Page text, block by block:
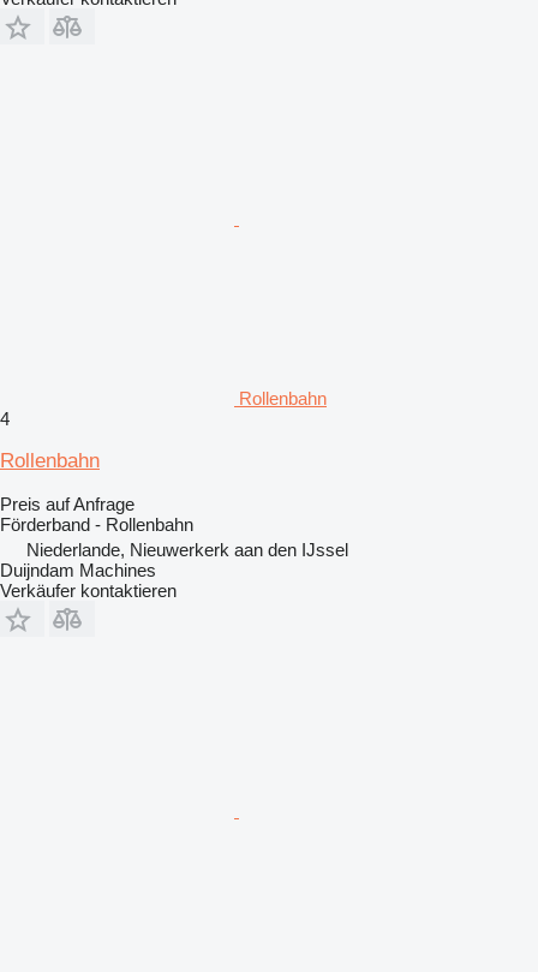
Rollenbahn
4
Rollenbahn
Preis auf Anfrage
Förderband - Rollenbahn
Niederlande, Nieuwerkerk aan den IJssel
Duijndam Machines
Verkäufer kontaktieren